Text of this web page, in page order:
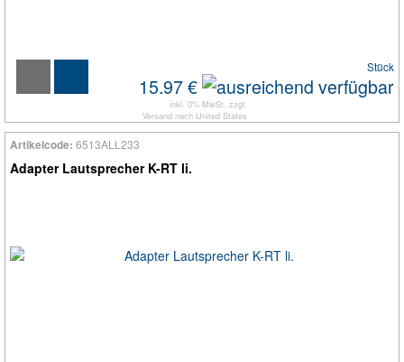
Stück
15.97 €
inkl. 0% MwSt. zzgl.
Versand nach United States
Artikelcode: 6513ALL233
Adapter Lautsprecher K-RT li.